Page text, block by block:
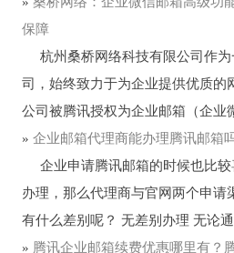
保障
杭州桑桥网络科技有限公司作为
司，始终致力于为企业提供优质的
公司被腾讯授权为企业邮箱（企业
» 企业邮箱代理商能办理腾讯邮箱
企业申请腾讯邮箱的时候也比较
办理，那么代理商与官网两个申请
有什么差别呢？ 无差别办理 无论
» 腾讯企业邮箱续费优惠哪里有？